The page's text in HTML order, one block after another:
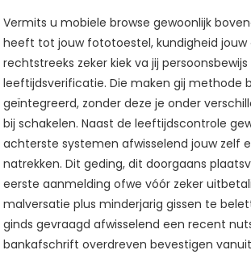
Vermits u mobiele browse gewoonlijk
heeft tot jouw fototoestel, kundigheid jouw
rechtstreeks zeker kiek va jij
leeftijdsverificatie. Die maken gij methode
geïntegreerd, zonder deze je onder
bij schakelen. Naast de leeftijdscontrole
achterste systemen afwisselend jouw zelf
natrekken. Dit geding, dit doorgaans
eerste aanmelding ofwe vóór zeker
malversatie plus minderjarig gissen te
ginds gevraagd afwisselend een recent
bankafschrift overdreven bevestigen